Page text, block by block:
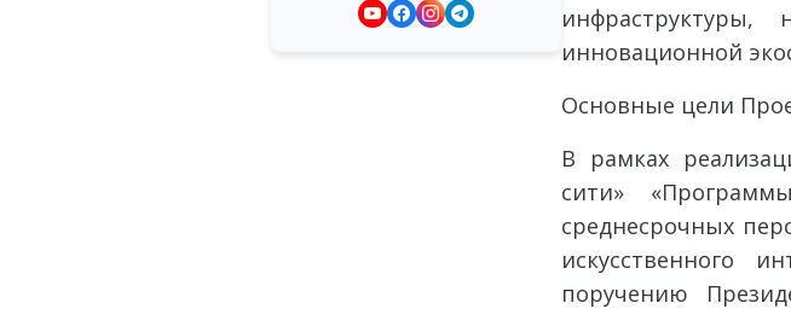
инновационной
Основные цели
В рамках
сити»
среднесрочных
искусственного
поручению